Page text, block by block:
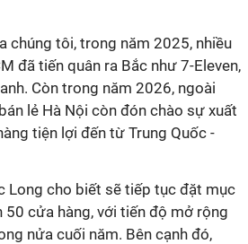
chúng tôi, trong năm 2025, nhiều
đã tiến quân ra Bắc như 7-Eleven,
Còn trong năm 2026, ngoài
lẻ Hà Nội còn đón chào sự xuất
tiện lợi đến từ Trung Quốc -
Long cho biết sẽ tiếp tục đặt mục
cửa hàng, với tiến độ mở rộng
nửa cuối năm. Bên cạnh đó,